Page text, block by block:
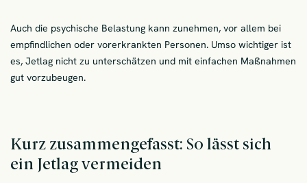
Auch die psychische Belastung kann zunehmen, vor allem bei
empfindlichen oder vorerkrankten Personen. Umso wichtiger ist
es, Jetlag nicht zu unterschätzen und mit einfachen Maßnahmen
gut vorzubeugen.
Kurz zusammengefasst: So lässt sich
ein Jetlag vermeiden